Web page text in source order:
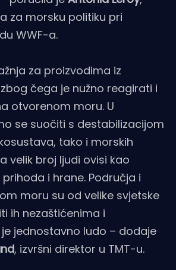
za morsku politiku pri
WWF-a.
za proizvodima iz
čega je nužno reagirati i
otvorenom moru. U
se suočiti s destabilizacijom
tako i morskih
velik broj ljudi ovisi kao
i hrane. Područja i
moru su od velike svjetske
ih nezaštićenima i
jednostavno ludo – dodaje
, izvršni direktor u TMT-u.